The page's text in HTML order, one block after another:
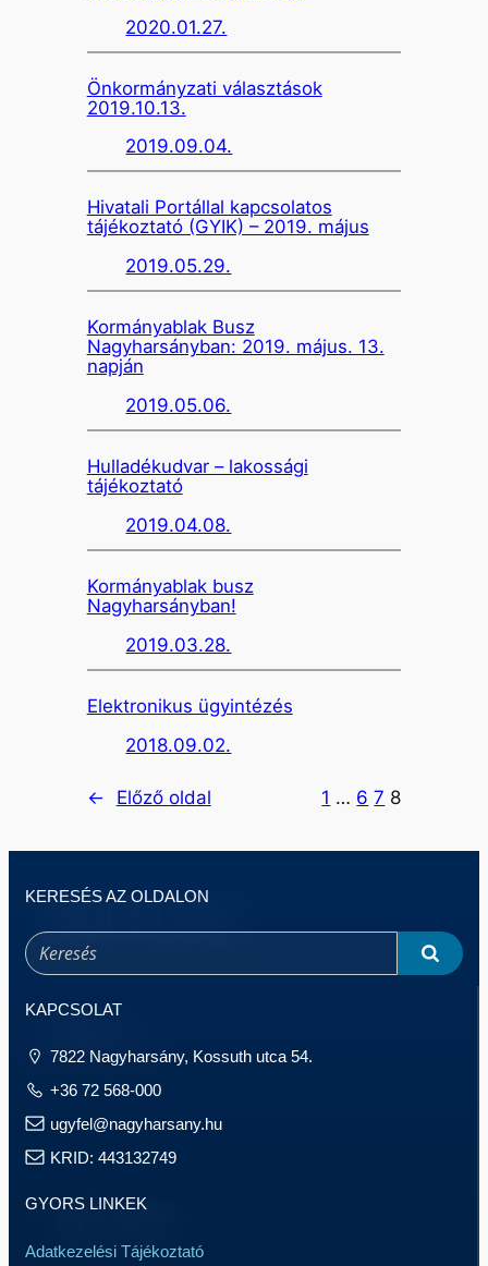
2020.01.27.
Önkormányzati választások
2019.10.13.
2019.09.04.
Hivatali Portállal kapcsolatos
tájékoztató (GYIK) – 2019. május
2019.05.29.
Kormányablak Busz
Nagyharsányban: 2019. május. 13.
napján
2019.05.06.
Hulladékudvar – lakossági
tájékoztató
2019.04.08.
Kormányablak busz
Nagyharsányban!
2019.03.28.
Elektronikus ügyintézés
2018.09.02.
← Előző oldal 1 … 6 7 8
KERESÉS AZ OLDALON
KAPCSOLAT
7822 Nagyharsány, Kossuth utca 54.
+36 72 568-000
ugyfel@nagyharsany.hu
KRID: 443132749
GYORS LINKEK
Adatkezelési Tájékoztató